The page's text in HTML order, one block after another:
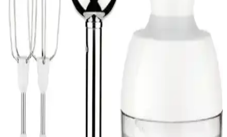
Fakir Bestea ve Fakir Chaimood Çay Makinesi
Karşılaştırması 2023
Fakir Bestea ve Fakir Chaimood modellerinin güç, malzeme, tasarım
ve kullanıcı geri bildirimleriyle detaylı karşılaştırması.
Fakir Retroplex Rosie ile Karaca Mastermaid Chef
Bu karşılaştırmada Fakir Retroplex Rosie ile Karaca Mastermaid
aksesuarlar, güvenlik ve temizlik açısından farkları ayrıntılı olarak